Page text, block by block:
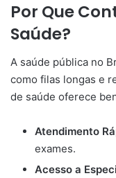
Por Que
Saúde?
A saúde pública no
como filas longas e
de saúde oferece
Atendimento
exames.
Acesso a